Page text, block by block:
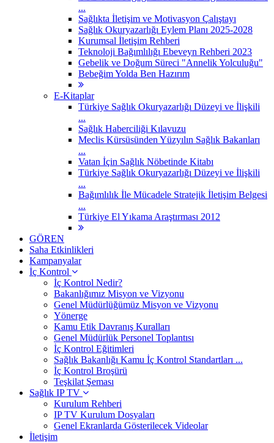
...
Sağlıkta İletişim ve Motivasyon Çalıştayı
Sağlık Okuryazarlığı Eylem Planı 2025-2028
Kurumsal İletişim Rehberi
Teknoloji Bağımlılığı Ebeveyn Rehberi 2023
Gebelik ve Doğum Süreci "Annelik Yolculuğu"
Bebeğim Yolda Ben Hazırım
E-Kitaplar
Türkiye Sağlık Okuryazarlığı Düzeyi ve İlişkili
...
Sağlık Haberciliği Kılavuzu
Meclis Kürsüsünden Yüzyılın Sağlık Bakanları
...
Vatan İçin Sağlık Nöbetinde Kitabı
Türkiye Sağlık Okuryazarlığı Düzeyi ve İlişkili
...
Bağımlılık İle Mücadele Stratejik İletişim Belgesi
...
Türkiye El Yıkama Araştırması 2012
GÖREN
Saha Etkinlikleri
Kampanyalar
İç Kontrol
İç Kontrol Nedir?
Bakanlığımız Misyon ve Vizyonu
Genel Müdürlüğümüz Misyon ve Vizyonu
Yönerge
Kamu Etik Davranış Kuralları
Genel Müdürlük Personel Toplantısı
İç Kontrol Eğitimleri
Sağlık Bakanlığı Kamu İç Kontrol Standartları ...
İç Kontrol Broşürü
Teşkilat Şeması
Sağlık IP TV
Kurulum Rehberi
IP TV Kurulum Dosyaları
Genel Ekranlarda Gösterilecek Videolar
İletişim